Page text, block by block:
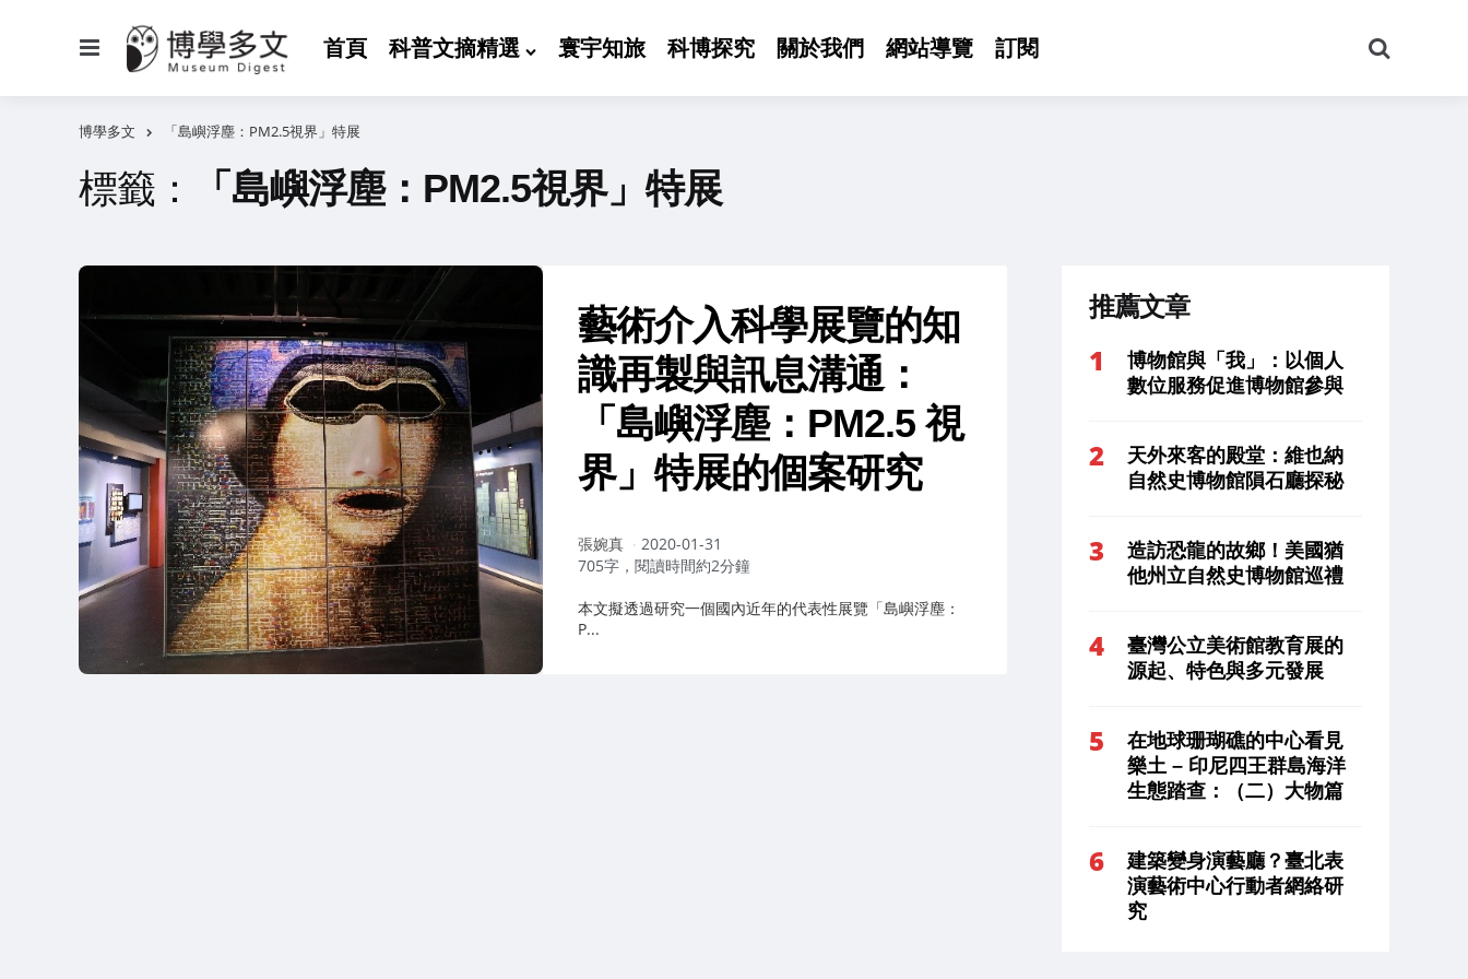
首頁 科普文摘精選 寰宇知旅 科博探究 關於我們 網站導覽 訂閱
尋
博學多文 「島嶼浮塵：PM2.5視界」特展
標籤： 「島嶼浮塵：PM2.5視界」特展
藝術介入科學展覽的知
識再製與訊息溝通：
「島嶼浮塵：PM2.5 視
界」特展的個案研究
作
者：
張婉真
2020-01-31
705字，閱讀時間約2分鐘
本文擬透過研究一個國內近年的代表性展覽「島嶼浮塵：
P...
推薦文章
博物館與「我」：以個人
數位服務促進博物館參與
天外來客的殿堂：維也納
自然史博物館隕石廳探秘
造訪恐龍的故鄉！美國猶
他州立自然史博物館巡禮
臺灣公立美術館教育展的
源起、特色與多元發展
在地球珊瑚礁的中心看見
樂土 – 印尼四王群島海洋
生態踏查：（二）大物篇
建築變身演藝廳？臺北表
演藝術中心行動者網絡研
究